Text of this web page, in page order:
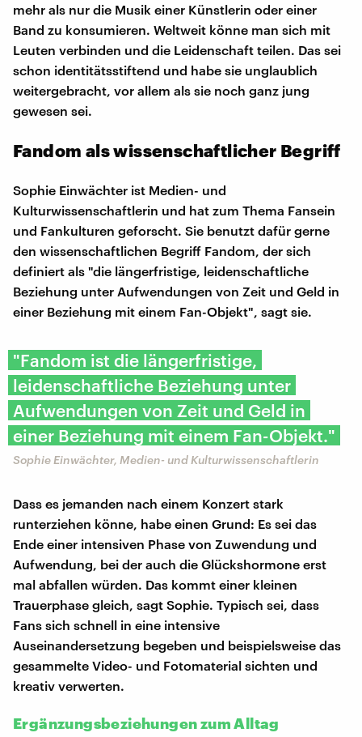
mehr als nur die Musik einer Künstlerin oder einer
Band zu konsumieren. Weltweit könne man sich mit
Leuten verbinden und die Leidenschaft teilen. Das sei
schon identitätsstiftend und habe sie unglaublich
weitergebracht, vor allem als sie noch ganz jung
gewesen sei.
Fandom als wissenschaftlicher Begriff
Sophie Einwächter ist Medien- und
Kulturwissenschaftlerin und hat zum Thema Fansein
und Fankulturen geforscht. Sie benutzt dafür gerne
den wissenschaftlichen Begriff Fandom, der sich
definiert als "die längerfristige, leidenschaftliche
Beziehung unter Aufwendungen von Zeit und Geld in
einer Beziehung mit einem Fan-Objekt", sagt sie.
"Fandom ist die längerfristige,
leidenschaftliche Beziehung unter
Aufwendungen von Zeit und Geld in
einer Beziehung mit einem Fan-Objekt."
Sophie Einwächter, Medien- und Kulturwissenschaftlerin
Dass es jemanden nach einem Konzert stark
runterziehen könne, habe einen Grund: Es sei das
Ende einer intensiven Phase von Zuwendung und
Aufwendung, bei der auch die Glückshormone erst
mal abfallen würden. Das kommt einer kleinen
Trauerphase gleich, sagt Sophie. Typisch sei, dass
Fans sich schnell in eine intensive
Auseinandersetzung begeben und beispielsweise das
gesammelte Video- und Fotomaterial sichten und
kreativ verwerten.
Ergänzungsbeziehungen zum Alltag